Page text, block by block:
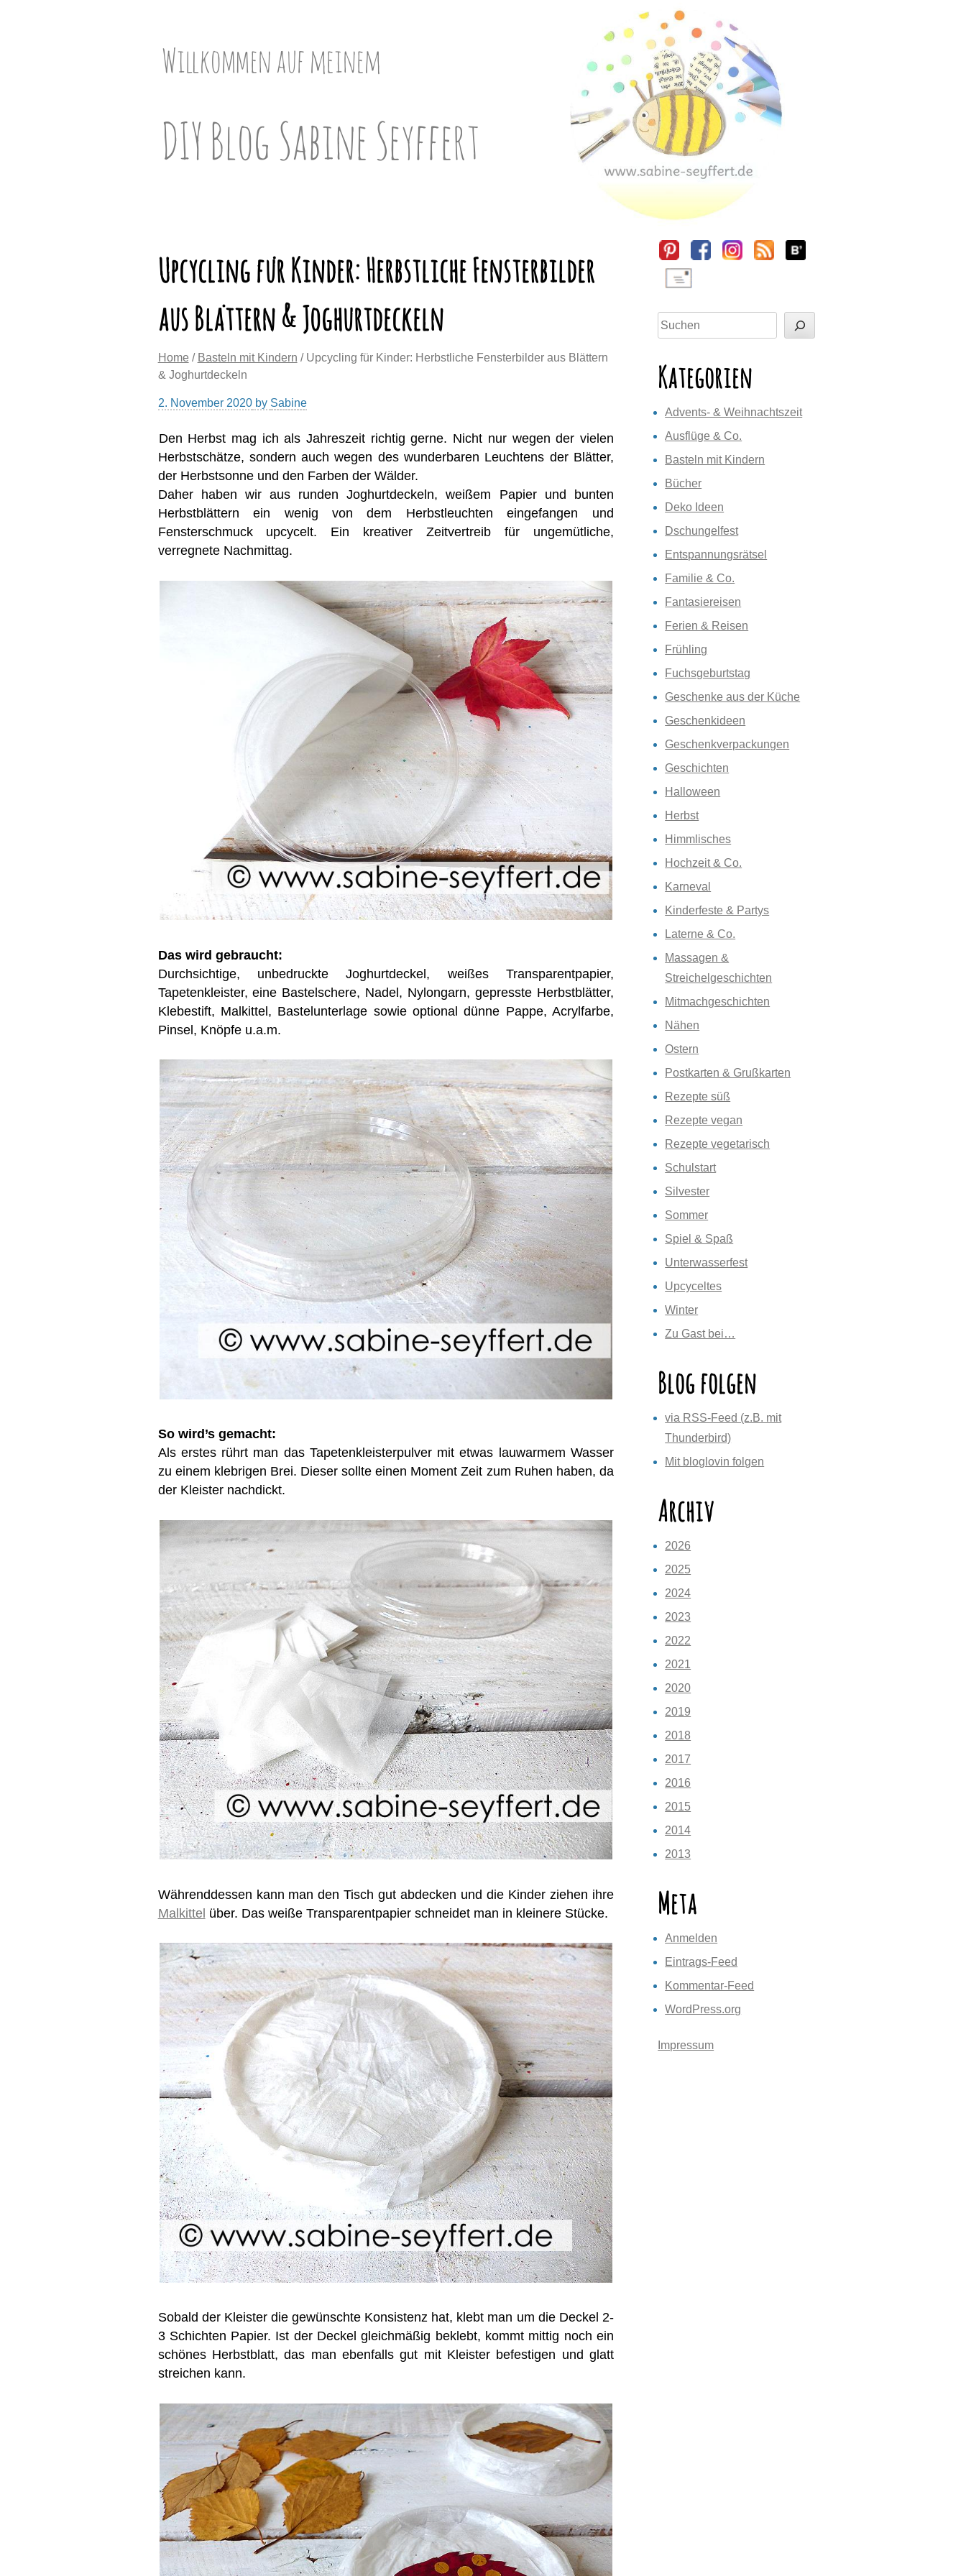
Willkommen auf meinem
DIY Blog Sabine Seyffert
Upcycling für Kinder: Herbstliche Fensterbilder
aus Blättern & Joghurtdeckeln
Home / Basteln mit Kindern / Upcycling für Kinder: Herbstliche Fensterbilder aus Blättern
& Joghurtdeckeln
2. November 2020by Sabine
Den Herbst mag ich als Jahreszeit richtig gerne. Nicht nur wegen der vielen
Herbstschätze, sondern auch wegen des wunderbaren Leuchtens der Blätter,
der Herbstsonne und den Farben der Wälder.
Daher haben wir aus runden Joghurtdeckeln, weißem Papier und bunten
Herbstblättern ein wenig von dem Herbstleuchten eingefangen und
Fensterschmuck upcycelt. Ein kreativer Zeitvertreib für ungemütliche,
verregnete Nachmittag.
Das wird gebraucht:
Durchsichtige, unbedruckte Joghurtdeckel, weißes Transparentpapier,
Tapetenkleister, eine Bastelschere, Nadel, Nylongarn, gepresste Herbstblätter,
Klebestift, Malkittel, Bastelunterlage sowie optional dünne Pappe, Acrylfarbe,
Pinsel, Knöpfe u.a.m.
So wird’s gemacht:
Als erstes rührt man das Tapetenkleisterpulver mit etwas lauwarmem Wasser
zu einem klebrigen Brei. Dieser sollte einen Moment Zeit zum Ruhen haben, da
der Kleister nachdickt.
Währenddessen kann man den Tisch gut abdecken und die Kinder ziehen ihre
Malkittel über. Das weiße Transparentpapier schneidet man in kleinere Stücke.
Sobald der Kleister die gewünschte Konsistenz hat, klebt man um die Deckel 2-
3 Schichten Papier. Ist der Deckel gleichmäßig beklebt, kommt mittig noch ein
schönes Herbstblatt, das man ebenfalls gut mit Kleister befestigen und glatt
streichen kann.
Sidebar
Suchen
Kategorien
Advents- & Weihnachtszeit
Ausflüge & Co.
Basteln mit Kindern
Bücher
Deko Ideen
Dschungelfest
Entspannungsrätsel
Familie & Co.
Fantasiereisen
Ferien & Reisen
Frühling
Fuchsgeburtstag
Geschenke aus der Küche
Geschenkideen
Geschenkverpackungen
Geschichten
Halloween
Herbst
Himmlisches
Hochzeit & Co.
Karneval
Kinderfeste & Partys
Laterne & Co.
Massagen &
Streichelgeschichten
Mitmachgeschichten
Nähen
Ostern
Postkarten & Grußkarten
Rezepte süß
Rezepte vegan
Rezepte vegetarisch
Schulstart
Silvester
Sommer
Spiel & Spaß
Unterwasserfest
Upcyceltes
Winter
Zu Gast bei…
Blog folgen
via RSS-Feed (z.B. mit
Thunderbird)
Mit bloglovin folgen
Archiv
2026
2025
2024
2023
2022
2021
2020
2019
2018
2017
2016
2015
2014
2013
Meta
Anmelden
Eintrags-Feed
Kommentar-Feed
WordPress.org
Impressum